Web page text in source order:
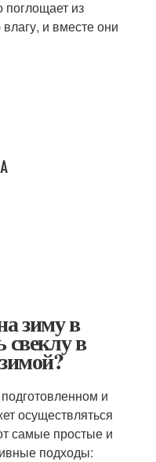
поглощает из
и вместе они
зиму в
свеклу в
и
осуществляться
самые простые и
подходы: